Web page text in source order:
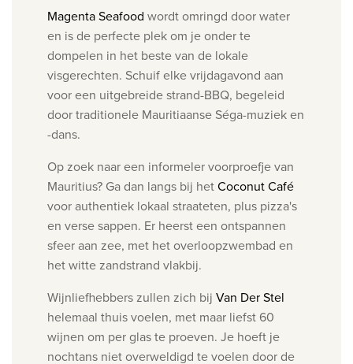
Magenta Seafood wordt omringd door water
en is de perfecte plek om je onder te
dompelen in het beste van de lokale
visgerechten. Schuif elke vrijdagavond aan
voor een uitgebreide strand-BBQ, begeleid
door traditionele Mauritiaanse Séga-muziek en
-dans.
Op zoek naar een informeler voorproefje van
Mauritius? Ga dan langs bij hetCoconut Café
voor authentiek lokaal straateten, plus pizza's
en verse sappen. Er heerst een ontspannen
sfeer aan zee, met het overloopzwembad en
het witte zandstrand vlakbij.
Wijnliefhebbers zullen zich bij Van Der Stel
helemaal thuis voelen, met maar liefst 60
wijnen om per glas te proeven. Je hoeft je
nochtans niet overweldigd te voelen door de